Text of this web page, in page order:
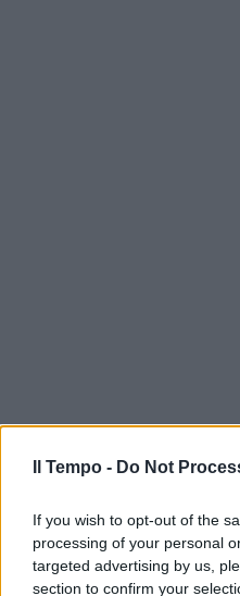
Il Tempo - Do Not
If you wish to opt-out of the
processing of your personal
targeted advertising by us,
section to confirm your